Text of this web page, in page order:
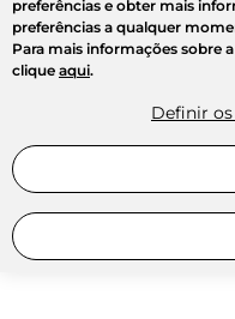
preferências e obter mais
preferências a qualquer
Para mais informações sobre
clique aqui.
Definir